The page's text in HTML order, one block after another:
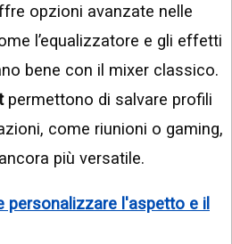
opzioni avanzate nelle
l’equalizzatore e gli effetti
bene con il mixer classico.
permettono di salvare profili
come riunioni o gaming,
più versatile.
personalizzare l'aspetto e il